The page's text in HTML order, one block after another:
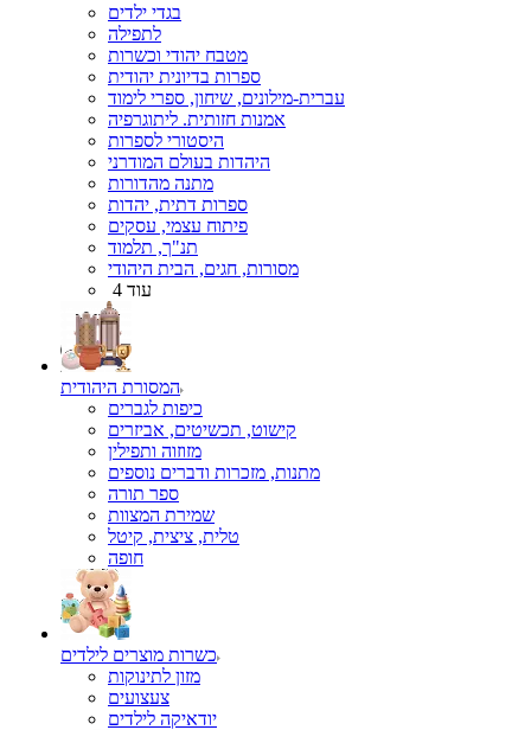
בגדי ילדים
לתפילה
מטבח יהודי וכשרות
ספרות בדיונית יהודית
עברית-מילונים, שיחון, ספרי לימוד
אמנות חזותית. ליתוגרפיה
היסטורי לספרות
היהדות בעולם המודרני
מתנה מהדורות
ספרות דתית, יהדות
פיתוח עצמי, עסקים
תנ"ך, תלמוד
מסורות, חגים, הבית היהודי
עוד 4
המסורת היהודית
כיפות לגברים
קישוט, תכשיטים, אביזרים
מזוזוה ותפילין
מתנות, מזכרות ודברים נוספים
ספר תורה
שמירת המצוות
טלית, ציצית, קיטל
כשרות מוצרים לילדים
מזון לתינוקות
צעצועים
יודאיקה לילדים